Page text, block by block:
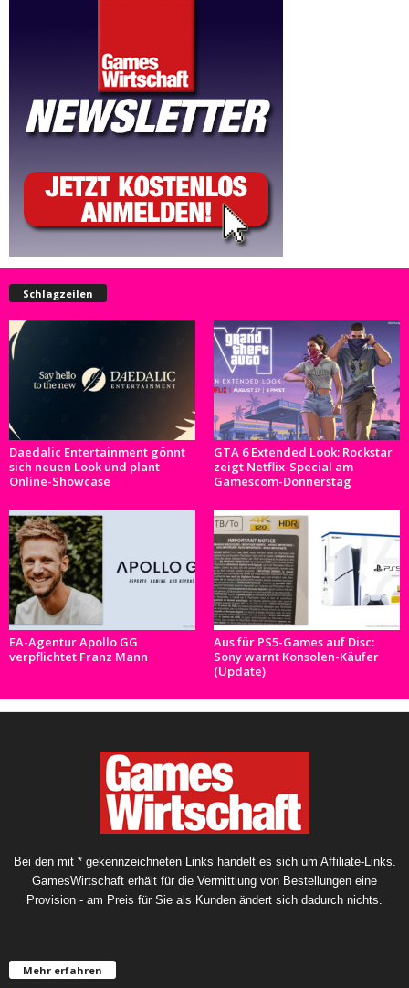
Schlagzeilen
Daedalic Entertainment gönnt
sich neuen Look und plant
Online-Showcase
GTA 6 Extended Look: Rockstar
zeigt Netflix-Special am
Gamescom-Donnerstag
EA-Agentur Apollo GG
verpflichtet Franz Mann
Aus für PS5-Games auf Disc:
Sony warnt Konsolen-Käufer
(Update)
Bei den mit * gekennzeichneten Links handelt es sich um Affiliate-Links.
GamesWirtschaft erhält für die Vermittlung von Bestellungen eine
Provision - am Preis für Sie als Kunden ändert sich dadurch nichts.
Mehr erfahren